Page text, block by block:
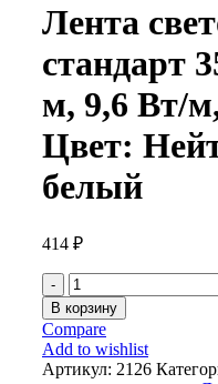
Лента
стандарт
м, 9,6 Вт/
Цвет:
белый
414 ₽
Количество
товара
Лента
светодиодная
стандарт
В корзину
Compare
Add to wishlist
Артикул: 2126